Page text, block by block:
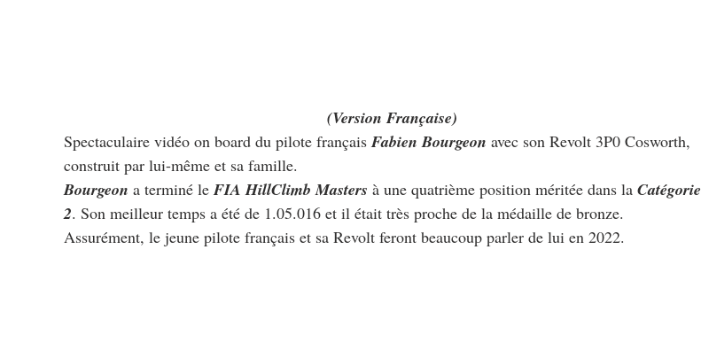
(Version Française)
Spectaculaire vidéo on board du pilote français Fabien Bourgeon avec son Revolt 3P0 Cosworth,
construit par lui-même et sa famille.
Bourgeon a terminé le FIA ​​​​HillClimb Masters à une quatrième position méritée dans la Catégorie
2. Son meilleur temps a été de 1.05.016 et il était très proche de la médaille de bronze.
Assurément, le jeune pilote français et sa Revolt feront beaucoup parler de lui en 2022.